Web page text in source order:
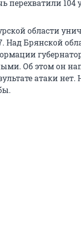
перехватили 104
области
Над Брянской
Об этом он
атаки